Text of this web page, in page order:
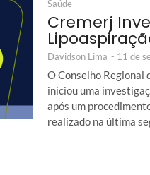
Saúde
Cremerj
Davidson Lima - 11 de
O Conselho Regional
iniciou uma
após um
realizado na última